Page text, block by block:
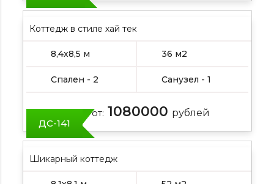
Коттедж в стиле хай тек
8,4х8,5 м 36 м2
Спален - 2 Санузел - 1
Цена от: 1080000 рублей
ДС-141
Шикарный коттедж